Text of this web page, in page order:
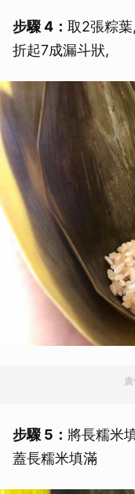
步驟 4： 取2張粽
折起7成漏斗狀,
步驟 5： 將長糯米
蓋長糯米填滿